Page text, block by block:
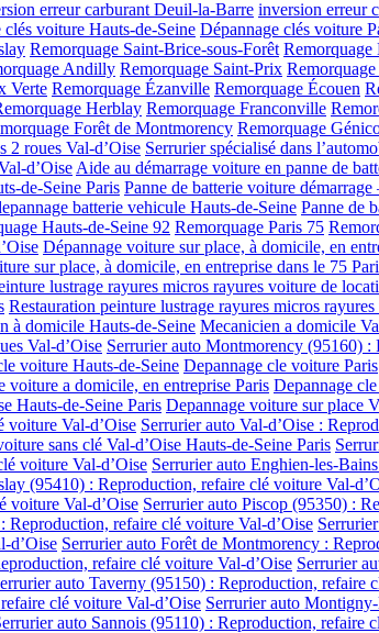
erreur carburant Deuil-la-Barre inversion erreur
clés voiture Hauts-de-Seine Dépannage clés voiture
Remorquage Saint-Brice-sous-Forêt Remorquage
Andilly Remorquage Saint-Prix
Verte Remorquage Ézanville Remorquage Écouen
Herblay Remorquage Franconville
Forêt de Montmorency Remorquage
2 roues Val-d’Oise Serrurier spécialisé dans
d’Oise Aide au démarrage voiture en panne de
de-Seine Paris Panne de batterie voiture
batterie vehicule Hauts-de-Seine Panne de
Hauts-de-Seine 92 Remorquage Paris 75
Dépannage voiture sur place, à domicile, en
sur place, à domicile, en entreprise dans le 75
lustrage rayures micros rayures voiture de
Restauration peinture lustrage rayures micros
à domicile Hauts-de-Seine Mecanicien a domicile
Val-d’Oise Serrurier auto Montmorency (95160)
voiture Hauts-de-Seine Depannage cle voiture Paris
voiture a domicile, en entreprise Paris Depannage
Hauts-de-Seine Paris Depannage voiture sur place
voiture Val-d’Oise Serrurier auto Val-d’Oise :
sans clé Val-d’Oise Hauts-de-Seine Paris
voiture Val-d’Oise Serrurier auto Enghien-les-
(95410) : Reproduction, refaire clé voiture Val-
voiture Val-d’Oise Serrurier auto Piscop (95350) :
Reproduction, refaire clé voiture Val-d’Oise
d’Oise Serrurier auto Forêt de Montmorency :
refaire clé voiture Val-d’Oise Serrurier
auto Taverny (95150) : Reproduction, refaire
clé voiture Val-d’Oise Serrurier auto
auto Sannois (95110) : Reproduction, refaire